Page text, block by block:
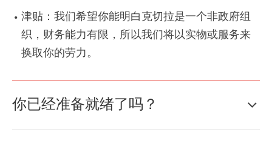
津贴：我们希望你能明白克切拉是一个非政府组
织，财务能力有限，所以我们将以实物或服务来
换取你的劳力。
你已经准备就绪了吗？